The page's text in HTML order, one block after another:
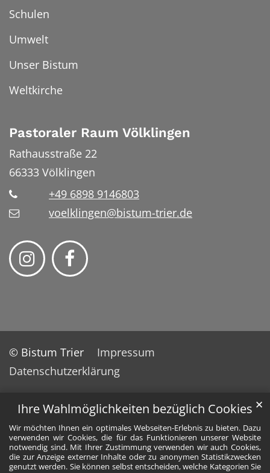
Ihre Wahlmöglichkeiten bezüglich Cookies
Wir möchten Ihnen ein optimales Webseiten-Erlebnis zu bieten. Dazu
verwenden wir Cookies, die für das Funktionieren unserer Website
notwendig sind. Mit Ihrer Zustimmung verwenden wir auch Cookies,
die zur Anzeige externer Inhalte oder zu anonymen Statistikzwecken
genutzt werden. Sie können selbst entscheiden, welche Kategorien Sie
✕
Schulen
Umwelt
Unser Bistum
Weltkirche
Pastoraler Raum Völklingen
Rathausstraße 22
66333 Völklingen
+49 6898 9146803
voelklingen@bistum-trier.de
© Bistum Trier
Impressum
Datenschutzerklärung